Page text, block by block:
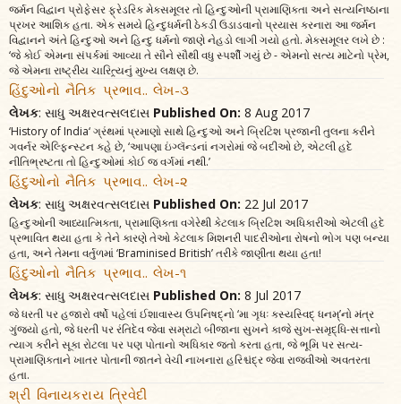
જર્મન વિદ્વાન પ્રોફેસર ફ્રેડરિક મેક્સમૂલર તો હિન્દુઓની પ્રામાણિકતા અને સત્યનિષ્ઠાના
પ્રખર આશિક હતા. એક સમયે હિન્દુધર્મની ઠેકડી ઉડાડવાનો પ્રયાસ કરનારા આ જર્મન
વિદ્વાનને અંતે હિન્દુઓ અને હિન્દુ ધર્મનો જાણે નેહડો લાગી ગયો હતો. મેક્સમૂલર લખે છે :
‘જે કોઈ એમના સંપર્કમાં આવ્યા તે સૌને સૌથી વધુ સ્પર્શી ગયું છે - એમનો સત્ય માટેનો પ્રેમ,
જે એમના રાષ્ટ્રીય ચારિત્ર્યનું મુખ્ય લક્ષણ છે.
હિંદુઓનો નૈતિક પ્રભાવ.. લેખ-૩
લેખક: સાધુ અક્ષરવત્સલદાસ Published On: 8 Aug 2017
‘History of India‘ ગ્રંથમાં પ્રમાણો સાથે હિન્દુઓ અને બ્રિટિશ પ્રજાની તુલના કરીને
ગવર્નર એલ્ફિન્સ્ટન કહે છે, ‘આપણા ઇંગ્લૅન્ડનાં નગરોમાં જે બદીઓ છે, એટલી હદે
નીતિભ્રષ્ટતા તો હિન્દુઓમાં કોઈ જ વર્ગમાં નથી.’
હિંદુઓનો નૈતિક પ્રભાવ.. લેખ-૨
લેખક: સાધુ અક્ષરવત્સલદાસ Published On: 22 Jul 2017
હિન્દુઓની આધ્યાત્મિકતા, પ્રામાણિકતા વગેરેથી કેટલાક બ્રિટિશ અધિકારીઓ એટલી હદે
પ્રભાવિત થયા હતા કે તેને કારણે તેઓ કેટલાક મિશનરી પાદરીઓના રોષનો ભોગ પણ બન્યા
હતા, અને તેમના વર્તુળમાં ‘Braminised British’ તરીકે જાણીતા થયા હતા!
હિંદુઓનો નૈતિક પ્રભાવ.. લેખ-૧
લેખક: સાધુ અક્ષરવત્સલદાસ Published On: 8 Jul 2017
જે ધરતી પર હજારો વર્ષો પહેલાં ઈશાવાસ્ય ઉપનિષદ્‌નો ‘મા ગૃધઃ કસ્યસ્વિદ્‌ ધનમ્‌’નો મંત્ર
ગુંજ્યો હતો, જે ધરતી પર રંતિદેવ જેવા સમ્રાટો બીજાના સુખને કાજે સુખ-સમૃદ્ધિ-સત્તાનો
ત્યાગ કરીને સૂકા રોટલા પર પણ પોતાનો અધિકાર જતો કરતા હતા, જે ભૂમિ પર સત્ય-
પ્રામાણિકતાને ખાતર પોતાની જાતને વેચી નાખનારા હરિશ્ચંદ્ર જેવા રાજવીઓ અવતરતા
હતા.
શ્રી વિનાયકરાય ત્રિવેદી